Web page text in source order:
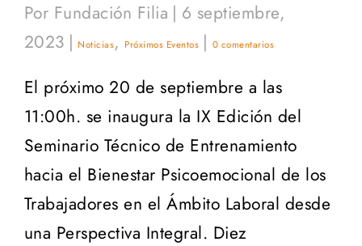
Por Fundación Filia | 6 septiembre,
2023 | Noticias, Próximos Eventos | 0 comentarios
El próximo 20 de septiembre a las
11:00h. se inaugura la IX Edición del
Seminario Técnico de Entrenamiento
hacia el Bienestar Psicoemocional de los
Trabajadores en el Ámbito Laboral desde
una Perspectiva Integral. Diez